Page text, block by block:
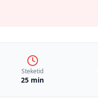
Steketid
25 min